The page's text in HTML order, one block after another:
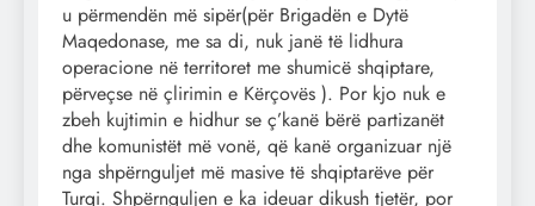
u përmendën më sipër(për Brigadën e Dytë
Maqedonase, me sa di, nuk janë të lidhura
operacione në territoret me shumicë shqiptare,
përveçse në çlirimin e Kërçovës ). Por kjo nuk e
zbeh kujtimin e hidhur se ç’kanë bërë partizanët
dhe komunistët më vonë, që kanë organizuar një
nga shpërnguljet më masive të shqiptarëve për
Turqi. Shpërnguljen e ka ideuar dikush tjetër, por